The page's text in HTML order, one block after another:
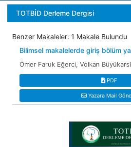
TOTBİD Derleme Dergisi
Benzer Makaleler: 1 Makale Bulundu
Bilimsel makalelerde giriş bölüm
Ömer Faruk Eğerci, Volkan
PDF
Yazara Mail